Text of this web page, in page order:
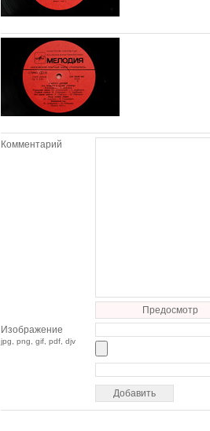
Комментарий
Предосмотр
Изображение
jpg, png, gif, pdf, djv